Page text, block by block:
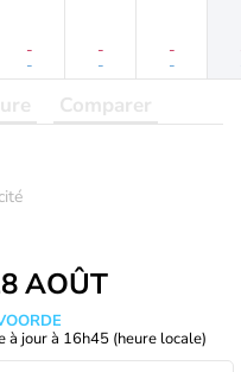
-
-
-
-
-
-
Comparer
AOÛT
à jour à 16h45 (heure locale)